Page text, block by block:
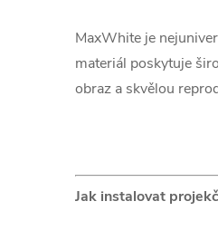
MaxWhite je
materiál poskytuje
obraz a skvělou
Jak instalovat